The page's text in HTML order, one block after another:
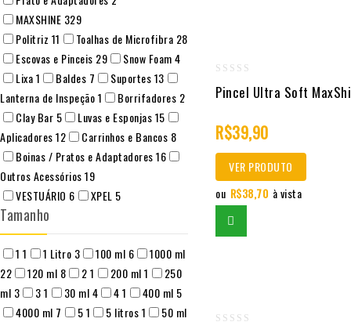
5
Pincel Ultra Soft
R$39,90
VER PRODUTO
ou R$38,70 à vista
MAXSHINE 329
Politriz 11 Toalhas de Microfibra 28
Escovas e Pinceis 29 Snow Foam4
Lixa1 Baldes 7 Suportes13
Lanterna de Inspeção1 Borrifadores 2
Clay Bar 5 Luvas e Esponjas15
Aplicadores12 Carrinhos e Bancos 8
Boinas / Pratos e Adaptadores16
Outros Acessórios19
VESTUÁRIO 6 XPEL 5
Tamanho
1 1 1 Litro 3 100 ml 6
1000 ml
22
120 ml 8 21 200 ml1
250
ml 3 31 30 ml4 41 400 ml 5
4000 ml 7 51 5 litros1
50 ml